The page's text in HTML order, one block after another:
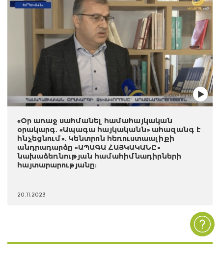
«Օր առաջ սահմանել համահայկական
օրակարգ. «Ապագա հայկականն» ահազանգ է
հնչեցնում». Կենտրոն հեռուստաալիքի
անդրադարձը «ԱՊԱԳԱ ՀԱՅԿԱԿԱՆԸ»
նախաձեռնության համահիմնադիրների
հայտարարությանը:
20.11.2023